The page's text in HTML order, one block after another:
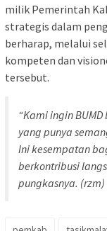
milik Pemerintah
strategis dalam
berharap, melalui
kompeten dan
tersebut.
“Kami ingin
yang punya
Ini kesempatan
berkontribusi
pungkasnya. (rzm)